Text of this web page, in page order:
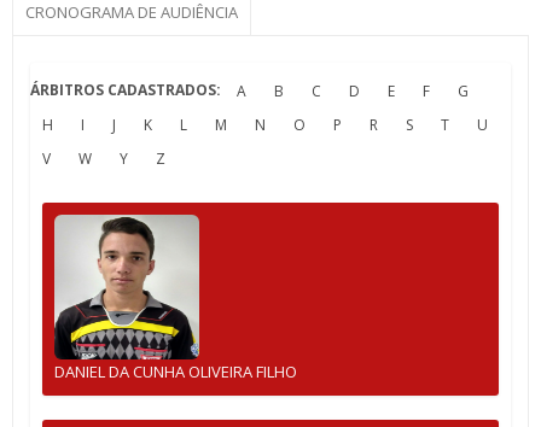
CRONOGRAMA DE AUDIÊNCIA
ÁRBITROS CADASTRADOS: A B C D E F
G
H
I J K L M N O P R S T
U
V
W Y Z
DANIEL DA CUNHA OLIVEIRA FILHO